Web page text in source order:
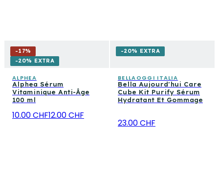
-17%
-20% EXTRA
ALPHEA
Alphea Sérum
Vitaminique Anti-Âge
100 ml
10.00 CHF12.00 CHF
-20% EXTRA
BELLAOGGI ITALIA
Bella Aujourd'hui Care
Cube Kit Purify Sérum
Hydratant Et Gommage
23.00 CHF